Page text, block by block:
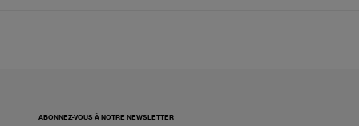
ABONNEZ-VOUS À NOTRE NEWSLETTER